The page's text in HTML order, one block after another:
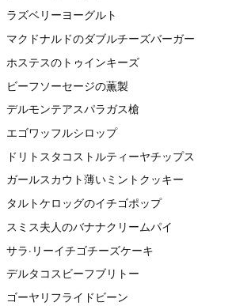
ラズベリーヨーグルト
マクドナルドのダブルチーズバーガー
ホステスのトゥインキーズ
ビーフソーセージの薫製
デルモンテアスパラガス槍
エゴワッフルシロップ
ドリトスタコストルティーヤチップス
ガールスカウト薄いミントクッキー
タルトケロッグのイチゴポップ
スミス夫人のバナナクリームパイ
サラ·リーイチゴチーズケーキ
デルタコスビーフブリトー
ゴーヤリフライドビーン